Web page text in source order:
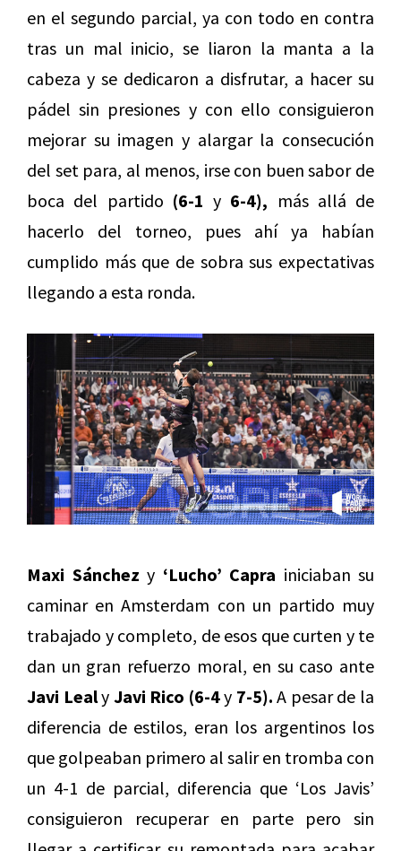
en el segundo parcial, ya con todo en contra
tras un mal inicio, se liaron la manta a la
cabeza y se dedicaron a disfrutar, a hacer su
pádel sin presiones y con ello consiguieron
mejorar su imagen y alargar la consecución
del set para, al menos, irse con buen sabor de
boca del partido (6-1 y 6-4), más allá de
hacerlo del torneo, pues ahí ya habían
cumplido más que de sobra sus expectativas
llegando a esta ronda.
Maxi Sánchez y ‘Lucho’ Capra iniciaban su
caminar en Amsterdam con un partido muy
trabajado y completo, de esos que curten y te
dan un gran refuerzo moral, en su caso ante
Javi Lealy Javi Rico (6-4y 7-5). A pesar de la
diferencia de estilos, eran los argentinos los
que golpeaban primero al salir en tromba con
un 4-1 de parcial, diferencia que ‘Los Javis’
consiguieron recuperar en parte pero sin